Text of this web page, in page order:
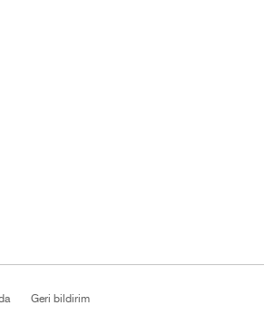
Geri bildirim